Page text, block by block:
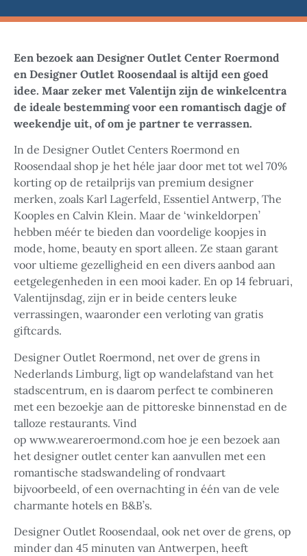
Een bezoek aan Designer Outlet Center Roermond
en Designer Outlet Roosendaal is altijd een goed
idee. Maar zeker met Valentijn zijn de winkelcentra
de ideale bestemming voor een romantisch dagje of
weekendje uit, of om je partner te verrassen.
In de Designer Outlet Centers Roermond en
Roosendaal shop je het héle jaar door met tot wel 70%
korting op de retailprijs van premium designer
merken, zoals Karl Lagerfeld, Essentiel Antwerp, The
Kooples en Calvin Klein. Maar de ‘winkeldorpen’
hebben méér te bieden dan voordelige koopjes in
mode, home, beauty en sport alleen. Ze staan garant
voor ultieme gezelligheid en een divers aanbod aan
eetgelegenheden in een mooi kader. En op 14 februari,
Valentijnsdag, zijn er in beide centers leuke
verrassingen, waaronder een verloting van gratis
giftcards.
Designer Outlet Roermond, net over de grens in
Nederlands Limburg, ligt op wandelafstand van het
stadscentrum, en is daarom perfect te combineren
met een bezoekje aan de pittoreske binnenstad en de
talloze restaurants. Vind
op www.weareroermond.com hoe je een bezoek aan
het designer outlet center kan aanvullen met een
romantische stadswandeling of rondvaart
bijvoorbeeld, of een overnachting in één van de vele
charmante hotels en B&B’s.
Designer Outlet Roosendaal, ook net over de grens, op
minder dan 45 minuten van Antwerpen, heeft